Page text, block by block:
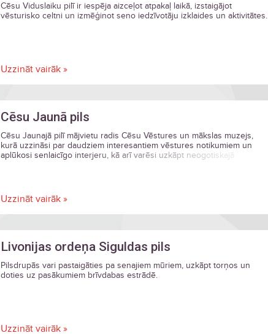
Cēsu Viduslaiku pilī ir iespēja aizceļot atpakaļ laikā, izstaigājot
vēsturisko celtni un izmēģinot seno iedzīvotāju izklaides un aktivitātes.
Uzzināt vairāk »
Cēsu Jaunā pils
Cēsu Jaunajā pilī mājvietu radis Cēsu Vēstures un mākslas muzejs,
kurā uzzināsi par daudziem interesantiem vēstures notikumiem un
aplūkosi senlaicīgo interjeru, kā arī varēsi uzkāpt neogotiskajā
Uzzināt vairāk »
Livonijas ordeņa Siguldas pils
Pilsdrupās vari pastaigāties pa senajiem mūriem, uzkāpt torņos un
doties uz pasākumiem brīvdabas estrādē.
Uzzināt vairāk »